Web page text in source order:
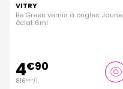
VITRY
Be Green vernis à ongles Jaune
éclat 6ml
4€90
816€67/l.